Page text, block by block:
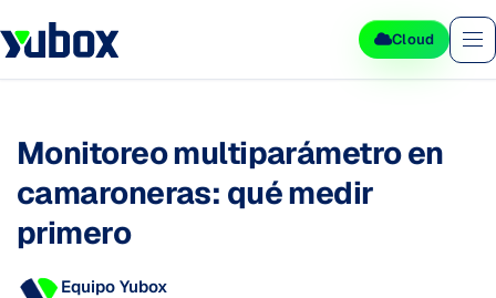
Cloud
Monitoreo multiparámetro en
camaroneras: qué medir
primero
Equipo Yubox